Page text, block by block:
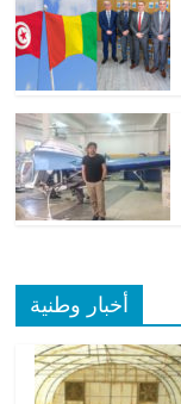
أخبار وطنية